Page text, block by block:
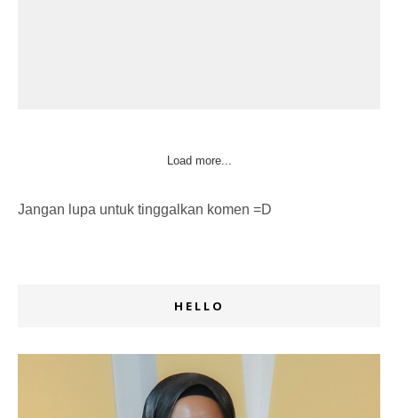
Load more...
Jangan lupa untuk tinggalkan komen =D
HELLO